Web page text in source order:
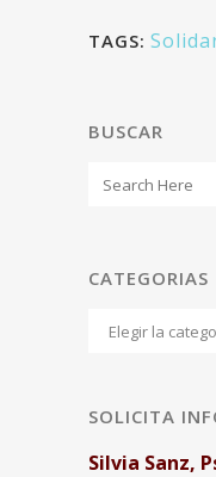
TAGS:
BUSCAR
CATEGORIAS
Categorias
SOLICITA
Silvia Sanz,